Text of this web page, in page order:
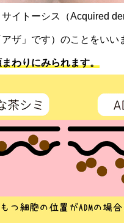
イトーシス（Acquired
ザ」です）のことをいい
わりにみられます。